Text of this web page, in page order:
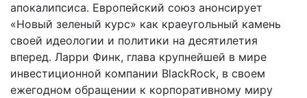
апокалипсиса. Европейский союз анонсирует
«Новый зеленый курс» как краеугольный камень
своей идеологии и политики на десятилетия
вперед. Ларри Финк, глава крупнейшей в мире
инвестиционной компании BlackRock, в своем
ежегодном обращении к корпоративному миру